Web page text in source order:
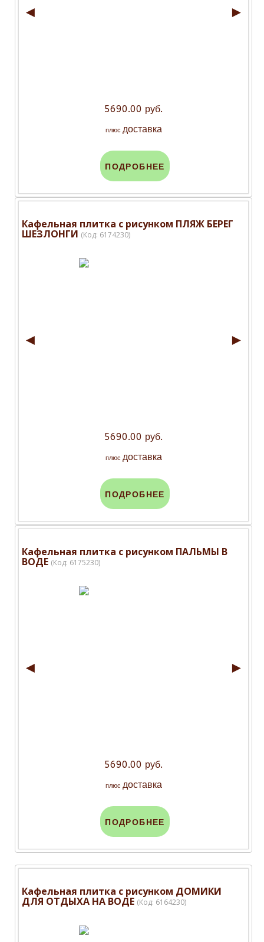
◄ ►
5690.00 руб.
плюс доставка
ПОДРОБНЕЕ
Кафельная плитка с рисунком ПЛЯЖ БЕРЕГ
ШЕЗЛОНГИ (Код: 6174230)
◄ ►
5690.00 руб.
плюс доставка
ПОДРОБНЕЕ
Кафельная плитка с рисунком ПАЛЬМЫ В
ВОДЕ (Код: 6175230)
◄ ►
5690.00 руб.
плюс доставка
ПОДРОБНЕЕ
Кафельная плитка с рисунком ДОМИКИ
ДЛЯ ОТДЫХА НА ВОДЕ (Код: 6164230)